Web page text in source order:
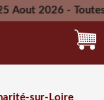
- Toutes les
sur-Loire